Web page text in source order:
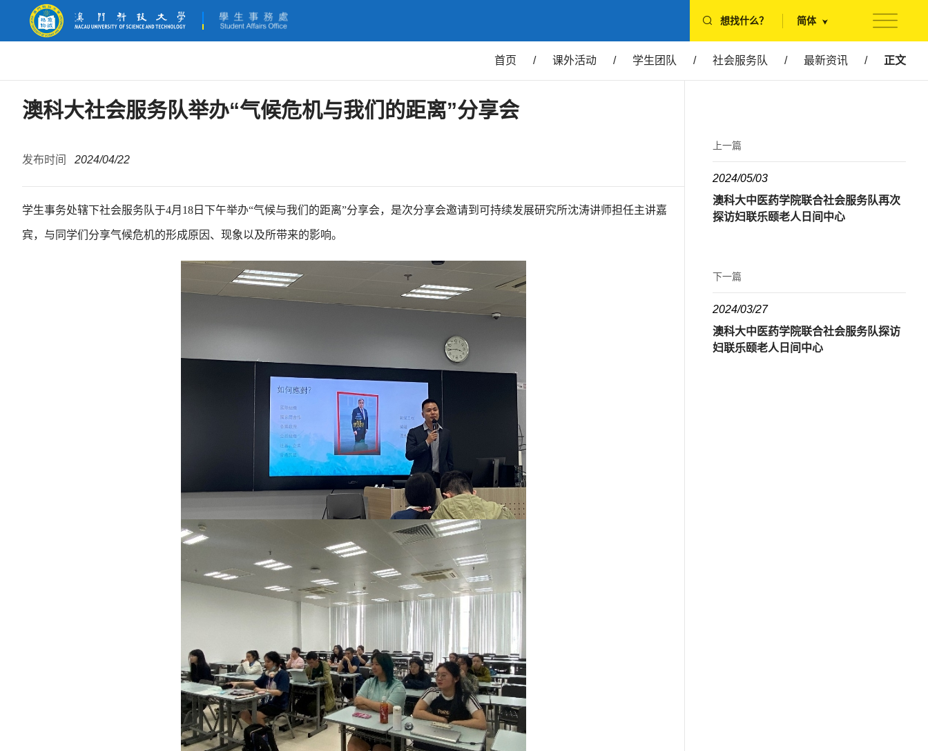
想找什么？ 简体
首页 / 课外活动 / 学生团队 / 社会服务队 / 最新资讯 / 正文
澳科大社会服务队举办“气候危机与我们的距离”分享会
发布时间 2024/04/22
学生事务处辖下社会服务队于4月18日下午举办“气候与我们的距离”分享会，是次分享会邀请到可持续发展研究所沈涛讲师担任主讲嘉
宾，与同学们分享气候危机的形成原因、现象以及所带来的影响。
上一篇
2024/05/03
澳科大中医药学院联合社会服务队再次
探访妇联乐颐老人日间中心
下一篇
2024/03/27
澳科大中医药学院联合社会服务队探访
妇联乐颐老人日间中心